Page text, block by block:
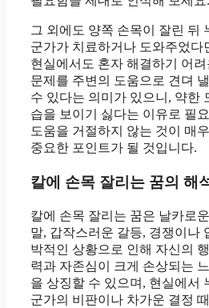
그 외에도 양쪽 손목이 잘린 뒤
군가가 치료하거나 도와주었다
현실에서도 혼자 해결하기 어려
문제를 주변의 도움으로 견뎌 낼
수 있다는 의미가 있으니, 약한
습을 보이기 싫다는 이유로 필
도움을 거절하지 않는 것이 매우
중요한 포인트가 될 것입니다.
칼에 손목 잘리는 꿈의 해
칼에 손목 잘리는 꿈은 날카로운
말, 갑작스러운 갈등, 경쟁이나
박적인 상황으로 인해 자신의
력과 자존심이 크게 손상되는
을 상징할 수 있으며, 현실에서
군가의 비판이나 차가운 결정